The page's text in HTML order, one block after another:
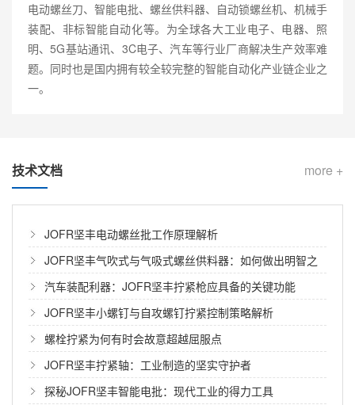
电动螺丝刀、智能电批、螺丝供料器、自动锁螺丝机、机械手
装配、非标智能自动化等。为全球各大工业电子、电器、照
明、5G基站通讯、3C电子、汽车等行业厂商解决生产效率难
题。同时也是国内拥有较全较完整的智能自动化产业链企业之
一。
more +
技术文档
JOFR坚丰电动螺丝批工作原理解析
JOFR坚丰气吹式与气吸式螺丝供料器：如何做出明智之
选
汽车装配利器：JOFR坚丰拧紧枪应具备的关键功能
JOFR坚丰小螺钉与自攻螺钉拧紧控制策略解析
螺栓拧紧为何有时会故意超越屈服点
JOFR坚丰拧紧轴：工业制造的坚实守护者
探秘JOFR坚丰智能电批：现代工业的得力工具
从手机主板到汽车ECU：坚丰供料器如何征服三类“最难搞”的螺钉？
在3C电子、汽车电子和家电组装的生产线上，有一个长
期被低估却又频繁“掉链子”的环节——螺钉供料。 很多
工厂投入巨资引进了高速自动锁螺丝机、协作机器人，